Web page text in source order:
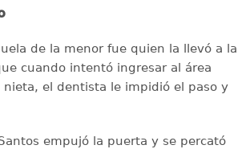
de la menor fue quien la llevó a la
cuando intentó ingresar al área
nieta, el dentista le impidió el paso y
empujó la puerta y se percató